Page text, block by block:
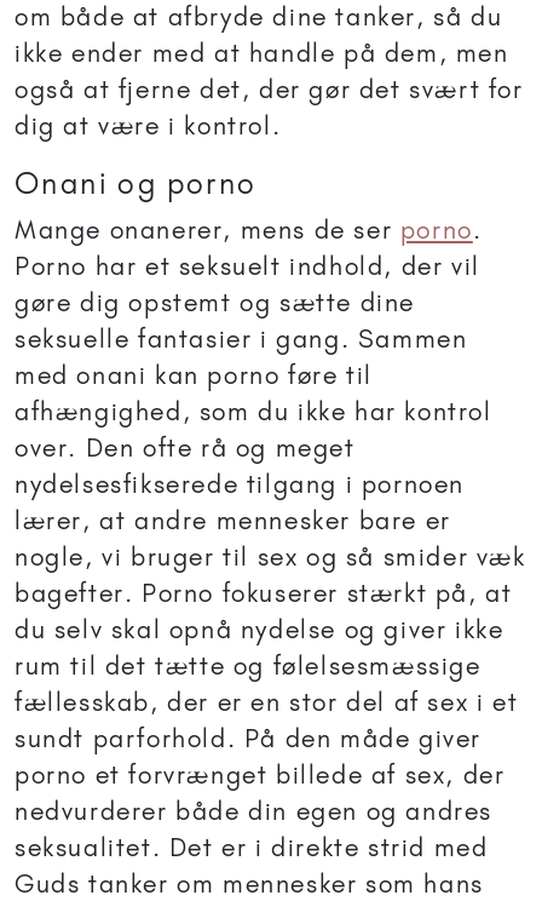
om både at afbryde dine tanker, så du
ikke ender med at handle på dem, men
også at fjerne det, der gør det svært for
dig at være i kontrol.
Onani og porno
Mange onanerer, mens de ser porno.
Porno har et seksuelt indhold, der vil
gøre dig opstemt og sætte dine
seksuelle fantasier i gang. Sammen
med onani kan porno føre til
afhængighed, som du ikke har kontrol
over. Den ofte rå og meget
nydelsesfikserede tilgang i pornoen
lærer, at andre mennesker bare er
nogle, vi bruger til sex og så smider væk
bagefter. Porno fokuserer stærkt på, at
du selv skal opnå nydelse og giver ikke
rum til det tætte og følelsesmæssige
fællesskab, der er en stor del af sex i et
sundt parforhold. På den måde giver
porno et forvrænget billede af sex, der
nedvurderer både din egen og andres
seksualitet. Det er i direkte strid med
Guds tanker om mennesker som hans